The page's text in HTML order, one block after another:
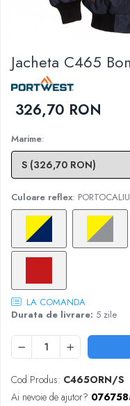
JACHETE DE LUCRU
JACHETE VATUITE
INDUSTRIA ALIMENTARA
GENUNCHIERE
MULTIRISC
CAMASI
FLEECE
HANORACE
Jacheta C465
326,70 RON
Marime:
Culoare reflex:
LA COMANDA
Durata de livrare: 5 zile
Cod Produs: C465ORN/S
Ai nevoie de ajutor?